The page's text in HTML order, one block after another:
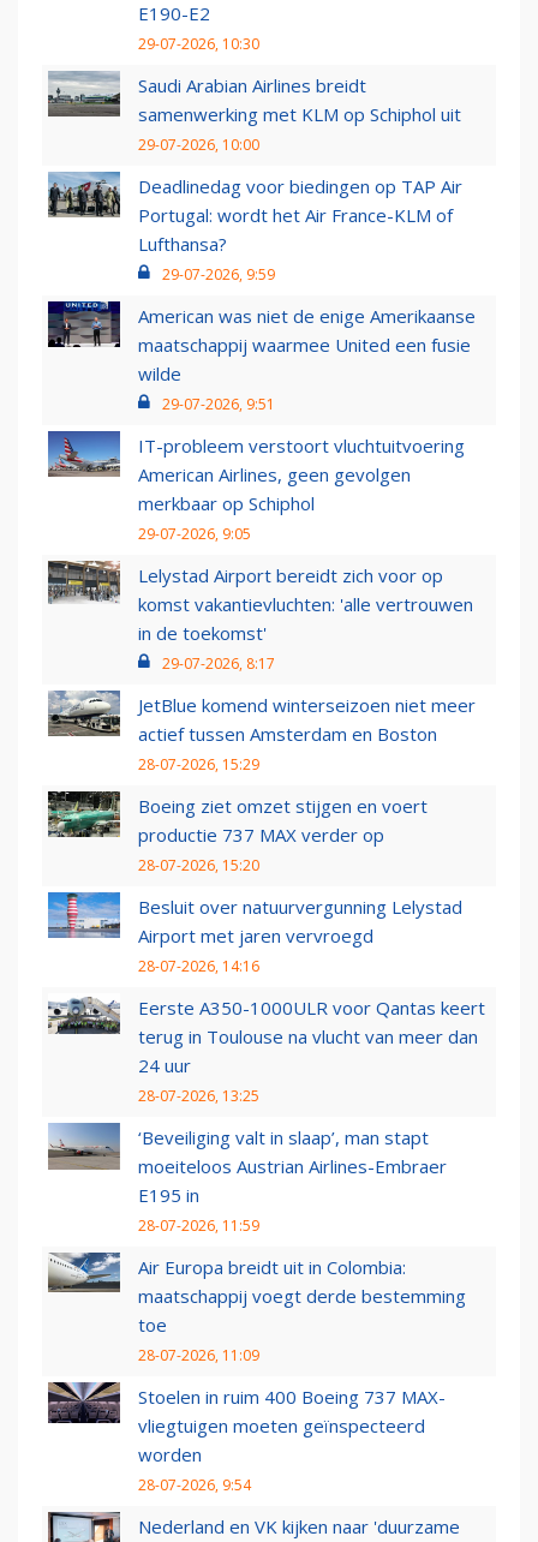
E190-E2
29-07-2026, 10:30
Saudi Arabian Airlines breidt
samenwerking met KLM op Schiphol uit
29-07-2026, 10:00
Deadlinedag voor biedingen op TAP Air
Portugal: wordt het Air France-KLM of
Lufthansa?
29-07-2026, 9:59
American was niet de enige Amerikaanse
maatschappij waarmee United een fusie
wilde
29-07-2026, 9:51
IT-probleem verstoort vluchtuitvoering
American Airlines, geen gevolgen
merkbaar op Schiphol
29-07-2026, 9:05
Lelystad Airport bereidt zich voor op
komst vakantievluchten: 'alle vertrouwen
in de toekomst'
29-07-2026, 8:17
JetBlue komend winterseizoen niet meer
actief tussen Amsterdam en Boston
28-07-2026, 15:29
Boeing ziet omzet stijgen en voert
productie 737 MAX verder op
28-07-2026, 15:20
Besluit over natuurvergunning Lelystad
Airport met jaren vervroegd
28-07-2026, 14:16
Eerste A350-1000ULR voor Qantas keert
terug in Toulouse na vlucht van meer dan
24 uur
28-07-2026, 13:25
‘Beveiliging valt in slaap’, man stapt
moeiteloos Austrian Airlines-Embraer
E195 in
28-07-2026, 11:59
Air Europa breidt uit in Colombia:
maatschappij voegt derde bestemming
toe
28-07-2026, 11:09
Stoelen in ruim 400 Boeing 737 MAX-
vliegtuigen moeten geïnspecteerd
worden
28-07-2026, 9:54
Nederland en VK kijken naar 'duurzame